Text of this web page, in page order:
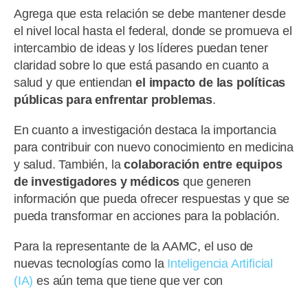
Agrega que esta relación se debe mantener desde
el nivel local hasta el federal, donde se promueva el
intercambio de ideas y los líderes puedan tener
claridad sobre lo que está pasando en cuanto a
salud y que entiendanel impacto de las políticas
públicas para enfrentar problemas.
En cuanto a investigación destaca la importancia
para contribuir con nuevo conocimiento en medicina
y salud. También, lacolaboración entre equipos
de investigadores y médicos que generen
información que pueda ofrecer respuestas y que se
pueda transformar en acciones para la población.
Para la representante de la AAMC, el uso de
nuevas tecnologías como la Inteligencia Artificial
(IA) es aún tema que tiene que ver con